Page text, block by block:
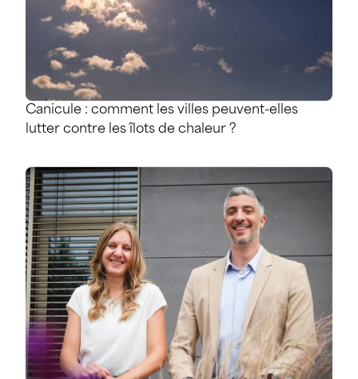
Canicule : comment les villes peuvent-elles
lutter contre les îlots de chaleur ?